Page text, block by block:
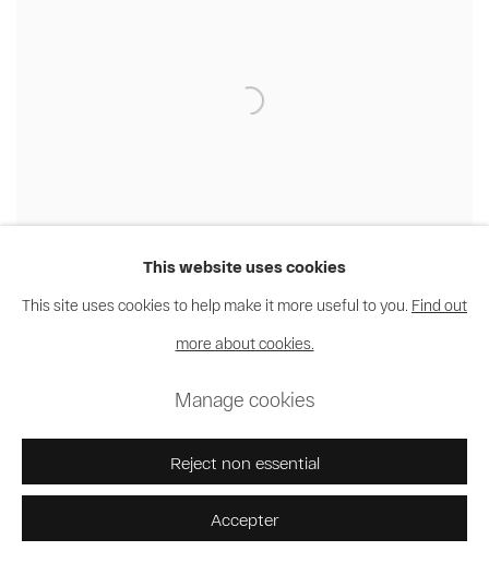
Sans titre,2018
This website uses cookies
This site uses cookies to help make it more useful to you. Find out
more about cookies.
Manage cookies
Reject non essential
Accepter